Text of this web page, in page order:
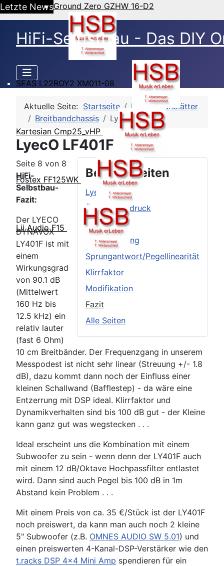
Letzte NewsGround Zero GZHW 16-D2
SEAS L22ROY2 XM011-08
Kartesian Cmp25_vHP
Fostex FF125WK
Lii Audio F15
HiFi-Selbstbau - Das DIY
Aktuelle Seite: Startseite
HSB-Datenblätter
Breitbandchassis
LyecO LF401F
LyecO LF401F - Fazit
Beitragsseiten
LyecO LF401F
Äußerer Eindruck
TSP
Frequenzgang
Sprungantwort/Pegellinearität
Klirrfaktor
Modifikation
Fazit
Alle Seiten
Seite 8 von 8
HiFi-
Selbstbau-
Fazit:
Der LYECO
DYNAVOX
LY401F ist mit
einem
Wirkungsgrad
von 90.1 dB
(Mittelwert
160 Hz bis
12.5 kHz) ein
relativ lauter
(fast 6 Ohm)
10 cm Breitbänder. Der Frequenzgang in unserem
Messpodest ist nicht sehr linear (Streuung +/- 1.8
dB), dazu kommt dann noch der Einfluss einer
kleinen Schallwand (Bafflestep) - da wäre eine
Entzerrung mit DSP ideal. Klirrfaktor und
Dynamikverhalten sind bis 100 dB gut - der Kleine
kann ganz gut was wegstecken . . .
Ideal erscheint uns die Kombination mit einem
Subwoofer zu sein - wenn denn der LY401F auch
mit einem 12 dB/Oktave Hochpassfilter entlastet
wird. Dann sind auch Pegel bis 100 dB in 1m
Abstand kein Problem . . .
Mit einem Preis von ca. 35 €/Stück ist der LY401F
noch preiswert, da kann man auch noch 2 kleine
5" Subwoofer (z.B. OMNES AUDIO SW 5.01) und
einen preiswerten 4-Kanal-DSP-Verstärker wie den
t.racks DSP 4x4 Mini Amp spendieren für ein